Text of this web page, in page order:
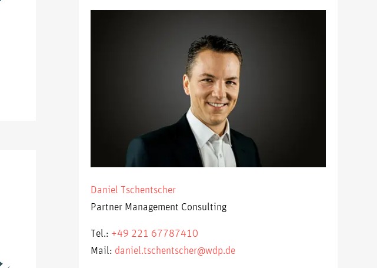
Daniel Tschentscher
Partner Management Consulting
Tel.: +49 221 67787410
Mail: daniel.tschentscher@wdp.de